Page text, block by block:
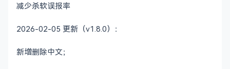
减少杀软误报率
2026-02-05 更新（v1.8.0）：
新增删除中文；